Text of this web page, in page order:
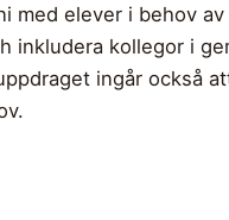
med elever i behov
kollegor i
ingår också